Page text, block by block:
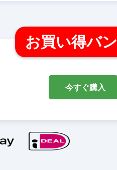
お買い得バ
今すぐ購入